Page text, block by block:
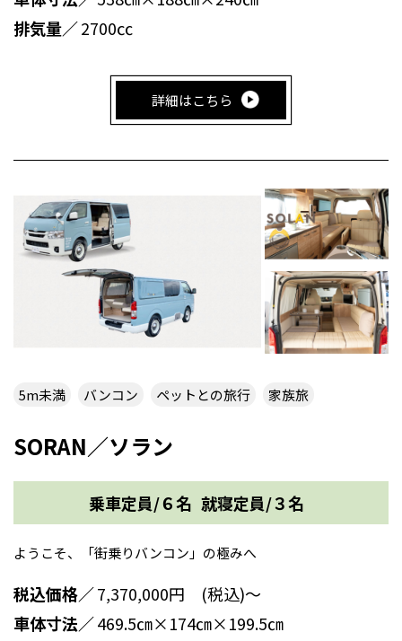
排気量／2700㏄
詳細はこちら
5m未満 バンコン ペットとの旅行 家族旅
SORAN／ソラン
乗車定員/６名 就寝定員/３名
ようこそ、「街乗りバンコン」の極みへ
税込価格／7,370,000円 (税込)～
車体寸法／469.5㎝×174㎝×199.5㎝